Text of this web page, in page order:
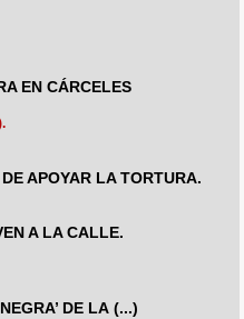
EN CÁRCELES
APOYAR LA TORTURA.
A LA CALLE.
DE LA (...)